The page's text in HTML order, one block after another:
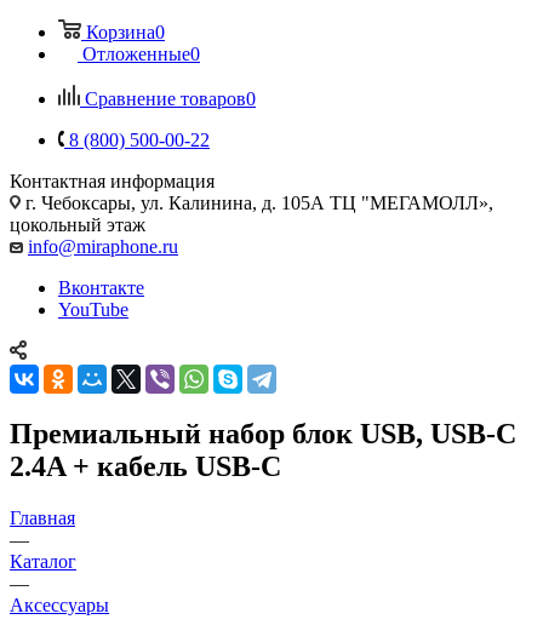
Корзина0
Отложенные0
Сравнение товаров0
8 (800) 500-00-22
Контактная информация
г. Чебоксары, ул. Калинина, д. 105А ТЦ "МЕГАМОЛЛ»,
цокольный этаж
info@miraphone.ru
Вконтакте
YouTube
Премиальный набор блок USB, USB-C
2.4A + кабель USB-C
Главная
—
Каталог
—
Аксессуары